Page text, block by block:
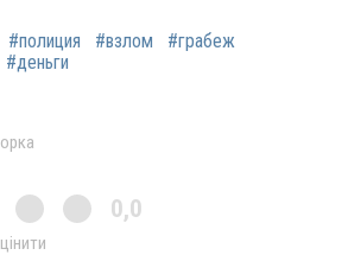
#полиция #взлом
#грабеж
#деньги
0,0